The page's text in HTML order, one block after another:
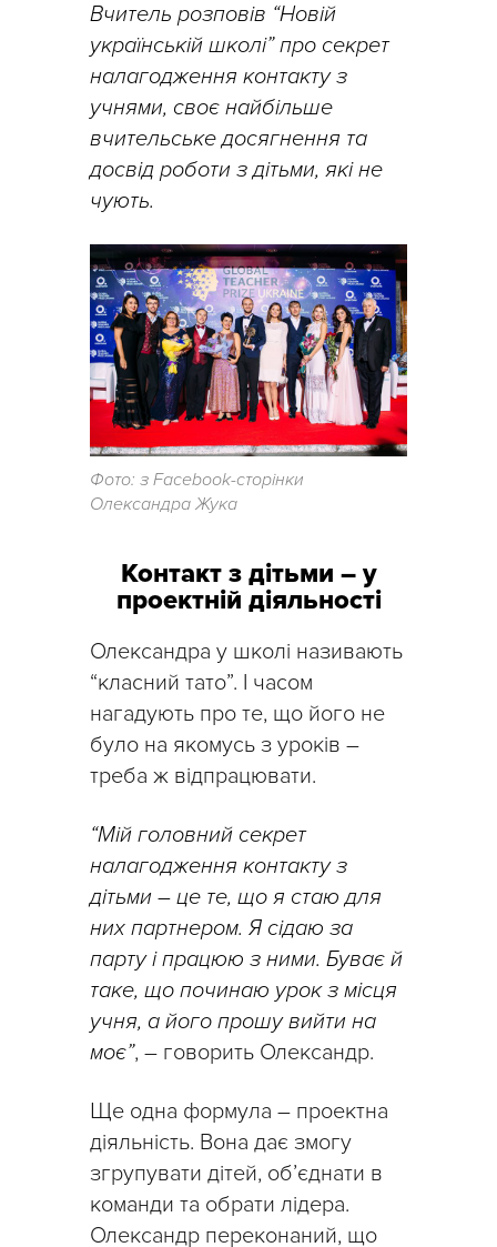
Вчитель розповів “Новій
українській школі” про секрет
налагодження контакту з
учнями, своє найбільше
вчительське досягнення та
досвід роботи з дітьми, які не
чують.
Фото: з Facebook-сторінки
Олександра Жука
Контакт з дітьми – у
проектній діяльності
Олександра у школі називають
“класний тато”. І часом
нагадують про те, що його не
було на якомусь з уроків –
треба ж відпрацювати.
“Мій головний секрет
налагодження контакту з
дітьми – це те, що я стаю для
них партнером. Я сідаю за
парту і працюю з ними. Буває й
таке, що починаю урок з місця
учня, а його прошу вийти на
моє”, – говорить Олександр.
Ще одна формула – проектна
діяльність. Вона дає змогу
згрупувати дітей, об’єднати в
команди та обрати лідера.
Олександр переконаний, що